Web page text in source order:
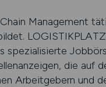
Management
spezialisierte
die auf
Arbeitgebern und